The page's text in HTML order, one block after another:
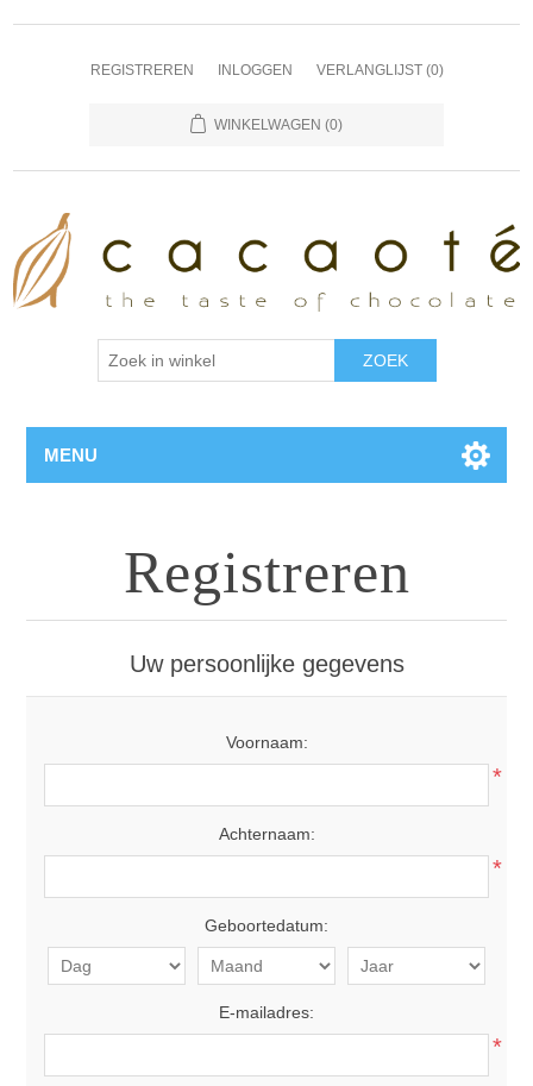
REGISTREREN INLOGGEN VERLANGLIJST (0)
WINKELWAGEN (0)
MENU
Registreren
Uw persoonlijke gegevens
Voornaam:
*
Achternaam:
*
Geboortedatum:
E-mailadres:
*